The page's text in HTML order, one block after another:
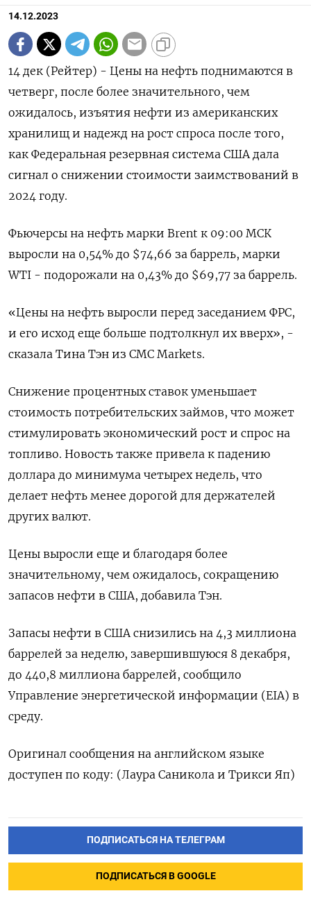
14.12.2023
14 дек (Рейтер) - Цены на нефть поднимаются в
четверг, после более значительного, чем
ожидалось, изъятия нефти из американских
хранилищ и надежд на рост спроса после того,
как Федеральная резервная система США дала
сигнал о снижении стоимости заимствований в
2024 году.
Фьючерсы на нефть марки Brent к 09:00 МСК
выросли на 0,54% до $74,66 за баррель, марки
WTI - подорожали на 0,43% до $69,77 за баррель.
«Цены на нефть выросли перед заседанием ФРС,
и его исход еще больше подтолкнул их вверх», -
сказала Тина Тэн из CMC Markets.
Снижение процентных ставок уменьшает
стоимость потребительских займов, что может
стимулировать экономический рост и спрос на
топливо. Новость также привела к падению
доллара до минимума четырех недель, что
делает нефть менее дорогой для держателей
других валют.
Цены выросли еще и благодаря более
значительному, чем ожидалось, сокращению
запасов нефти в США, добавила Тэн.
Запасы нефти в США снизились на 4,3 миллиона
баррелей за неделю, завершившуюся 8 декабря,
до 440,8 миллиона баррелей, сообщило
Управление энергетической информации (EIA) в
среду.
Оригинал сообщения на английском языке
доступен по коду: (Лаура Саникола и Трикси Яп)
ПОДПИСАТЬСЯ НА ТЕЛЕГРАМ
ПОДПИСАТЬСЯ В GOOGLE